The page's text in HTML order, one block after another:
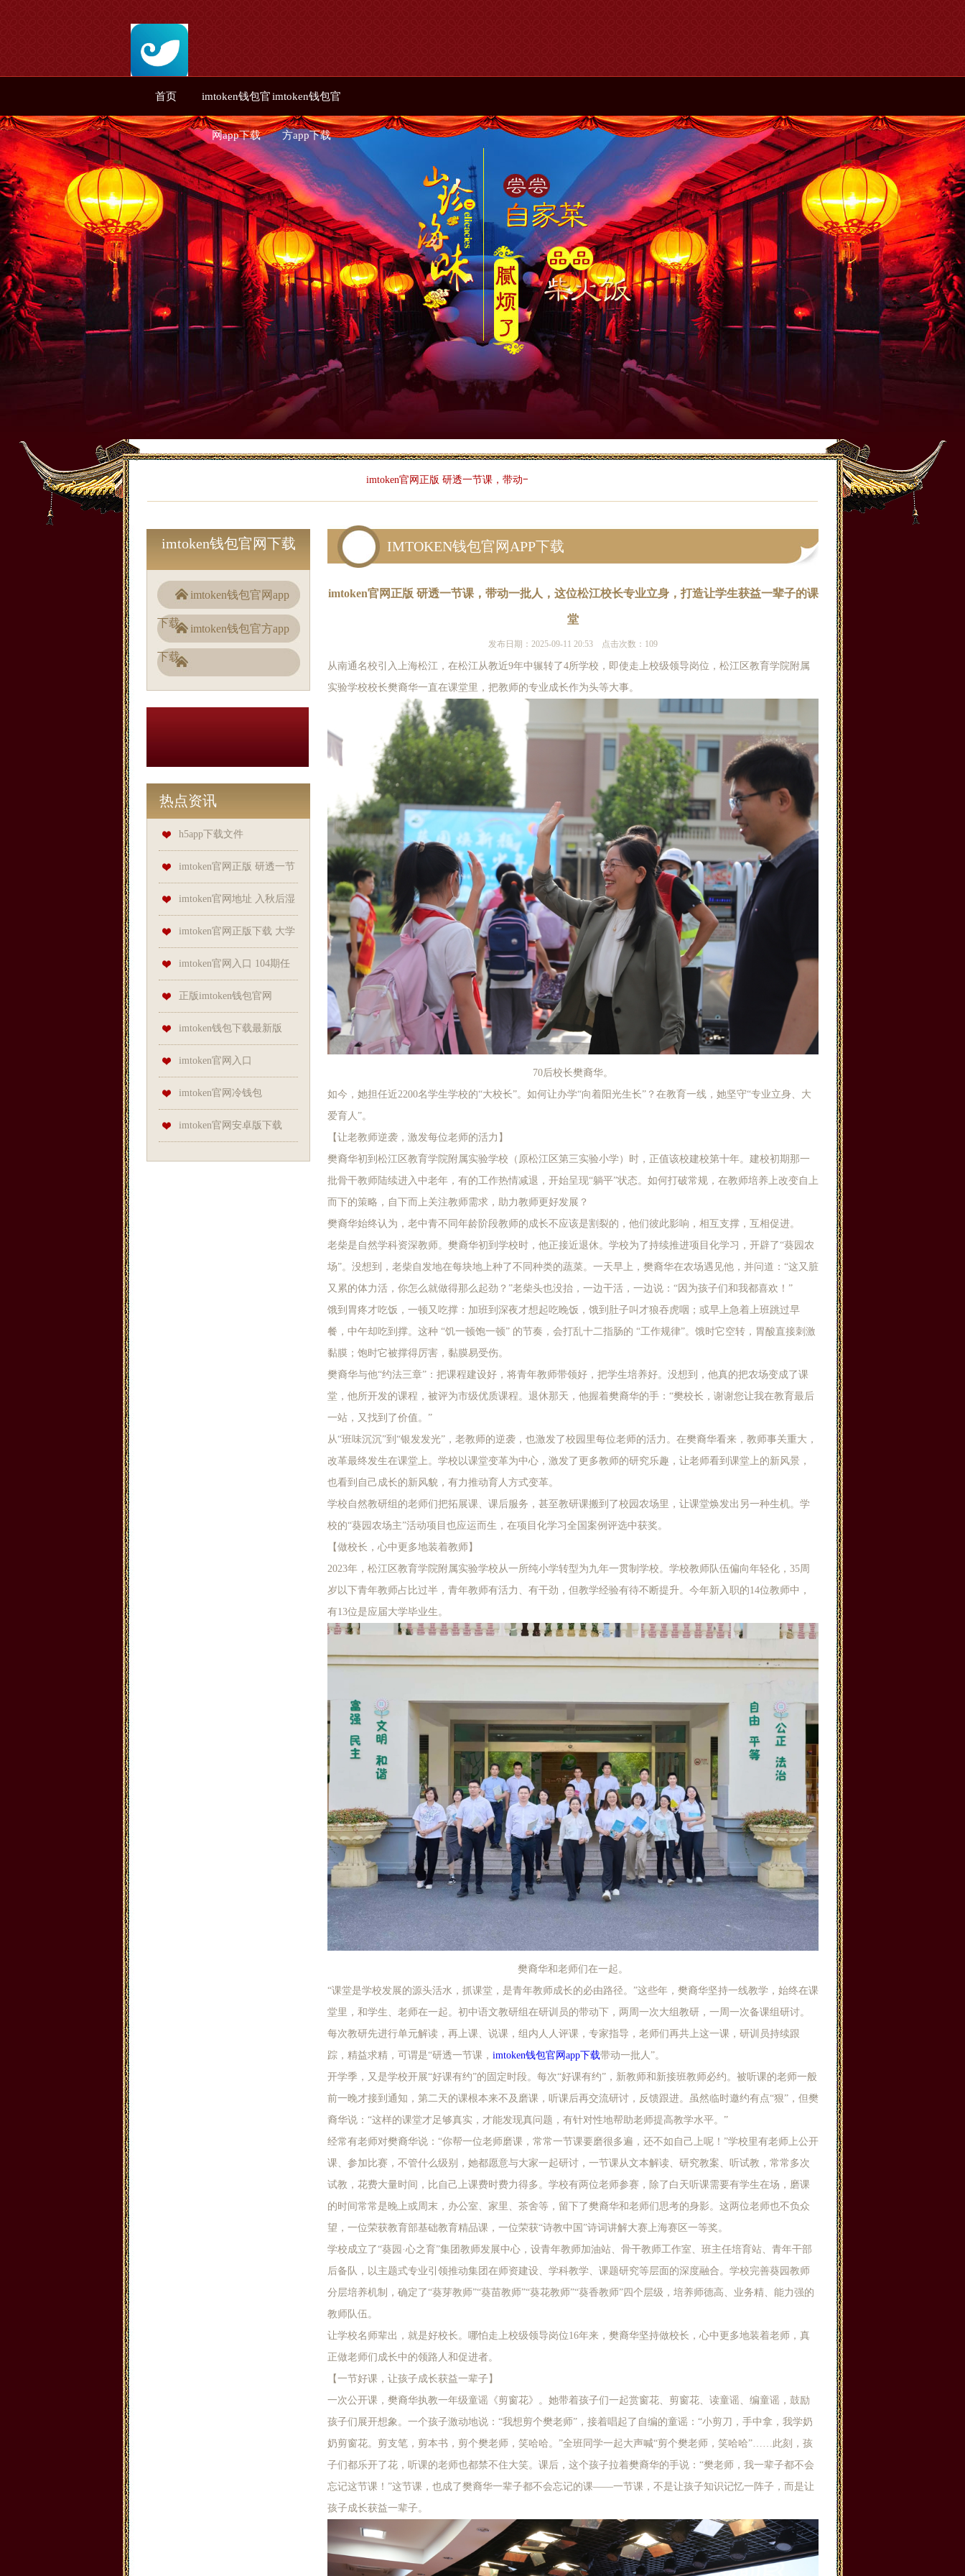
首页 imtoken钱包官
网app下载
imtoken钱包官
方app下载
imtoken官网正版 研透一节课，带动一批人，这位松江校长专业立身，打造让学生获益一辈子的课堂
imtoken钱包官网下载
imtoken钱包官网app
下载 imtoken钱包官方app
下载
热点资讯
h5app下载文件
imtoken官网正版 研透一节
课，带动一批人，这位松江校
长专业立身，打造让学生获益
一辈子的课堂
imtoken官网地址 入秋后湿
气加重、秋燥引发口干眼干，
如何调整饮食滋补养生？专家
推荐两种茶饮
imtoken官网正版下载 大学
新生开家长会，真会带来大学
高中化甚至培养巨婴吗？
imtoken官网入口 104期任
会斌大乐透预测奖号：奇偶比
参考
正版imtoken钱包官网
imtoken钱包下载最新版
imtoken官网入口
imtoken官网冷钱包
imtoken官网安卓版下载
IMTOKEN钱包官网APP下载
你的位置：imtoken钱包官网下载>imtoken钱包官网app下载>
imtoken官网正版 研透一节课，带动一批人，这位松江校长专业立身，打造让学生获益一辈子的课
堂
发布日期：2025-09-11 20:53 点击次数：109
从南通名校引入上海松江，在松江从教近9年中辗转了4所学校，即使走上校级领导岗位，松江区教育学院附属
实验学校校长樊裔华一直在课堂里，把教师的专业成长作为头等大事。
70后校长樊裔华。
如今，她担任近2200名学生学校的“大校长”。如何让办学“向着阳光生长”？在教育一线，她坚守“专业立身、大
爱育人”。
【让老教师逆袭，激发每位老师的活力】
樊裔华初到松江区教育学院附属实验学校（原松江区第三实验小学）时，正值该校建校第十年。建校初期那一
批骨干教师陆续进入中老年，有的工作热情减退，开始呈现“躺平”状态。如何打破常规，在教师培养上改变自上
而下的策略，自下而上关注教师需求，助力教师更好发展？
樊裔华始终认为，老中青不同年龄阶段教师的成长不应该是割裂的，他们彼此影响，相互支撑，互相促进。
老柴是自然学科资深教师。樊裔华初到学校时，他正接近退休。学校为了持续推进项目化学习，开辟了“葵园农
场”。没想到，老柴自发地在每块地上种了不同种类的蔬菜。一天早上，樊裔华在农场遇见他，并问道：“这又脏
又累的体力活，你怎么就做得那么起劲？”老柴头也没抬，一边干活，一边说：“因为孩子们和我都喜欢！”
饿到胃疼才吃饭，一顿又吃撑：加班到深夜才想起吃晚饭，饿到肚子叫才狼吞虎咽；或早上急着上班跳过早
餐，中午却吃到撑。这种 “饥一顿饱一顿” 的节奏，会打乱十二指肠的 “工作规律”。饿时它空转，胃酸直接刺激
黏膜；饱时它被撑得厉害，黏膜易受伤。
樊裔华与他“约法三章”：把课程建设好，将青年教师带领好，把学生培养好。没想到，他真的把农场变成了课
堂，他所开发的课程，被评为市级优质课程。退休那天，他握着樊裔华的手：“樊校长，谢谢您让我在教育最后
一站，又找到了价值。”
从“班味沉沉”到“银发发光”，老教师的逆袭，也激发了校园里每位老师的活力。在樊裔华看来，教师事关重大，
改革最终发生在课堂上。学校以课堂变革为中心，激发了更多教师的研究乐趣，让老师看到课堂上的新风景，
也看到自己成长的新风貌，有力推动育人方式变革。
学校自然教研组的老师们把拓展课、课后服务，甚至教研课搬到了校园农场里，让课堂焕发出另一种生机。学
校的“葵园农场主”活动项目也应运而生，在项目化学习全国案例评选中获奖。
【做校长，心中更多地装着教师】
2023年，松江区教育学院附属实验学校从一所纯小学转型为九年一贯制学校。学校教师队伍偏向年轻化，35周
岁以下青年教师占比过半，青年教师有活力、有干劲，但教学经验有待不断提升。今年新入职的14位教师中，
有13位是应届大学毕业生。
樊裔华和老师们在一起。
“课堂是学校发展的源头活水，抓课堂，是青年教师成长的必由路径。”这些年，樊裔华坚持一线教学，始终在课
堂里，和学生、老师在一起。初中语文教研组在研训员的带动下，两周一次大组教研，一周一次备课组研讨。
每次教研先进行单元解读，再上课、说课，组内人人评课，专家指导，老师们再共上这一课，研训员持续跟
踪，精益求精，可谓是“研透一节课， imtoken钱包官网app下载带动一批人”。
开学季，又是学校开展“好课有约”的固定时段。每次“好课有约”，新教师和新接班教师必约。被听课的老师一般
前一晚才接到通知，第二天的课根本来不及磨课，听课后再交流研讨，反馈跟进。虽然临时邀约有点“狠”，但樊
裔华说：“这样的课堂才足够真实，才能发现真问题，有针对性地帮助老师提高教学水平。”
经常有老师对樊裔华说：“你帮一位老师磨课，常常一节课要磨很多遍，还不如自己上呢！”学校里有老师上公开
课、参加比赛，不管什么级别，她都愿意与大家一起研讨，一节课从文本解读、研究教案、听试教，常常多次
试教，花费大量时间，比自己上课费时费力得多。学校有两位老师参赛，除了白天听课需要有学生在场，磨课
的时间常常是晚上或周末，办公室、家里、茶舍等，留下了樊裔华和老师们思考的身影。这两位老师也不负众
望，一位荣获教育部基础教育精品课，一位荣获“诗教中国”诗词讲解大赛上海赛区一等奖。
学校成立了“葵园·心之育”集团教师发展中心，设青年教师加油站、骨干教师工作室、班主任培育站、青年干部
后备队，以主题式专业引领推动集团在师资建设、学科教学、课题研究等层面的深度融合。学校完善葵园教师
分层培养机制，确定了“葵芽教师”“葵苗教师”“葵花教师”“葵香教师”四个层级，培养师德高、业务精、能力强的
教师队伍。
让学校名师辈出，就是好校长。哪怕走上校级领导岗位16年来，樊裔华坚持做校长，心中更多地装着老师，真
正做老师们成长中的领路人和促进者。
【一节好课，让孩子成长获益一辈子】
一次公开课，樊裔华执教一年级童谣《剪窗花》。她带着孩子们一起赏窗花、剪窗花、读童谣、编童谣，鼓励
孩子们展开想象。一个孩子激动地说：“我想剪个樊老师”，接着唱起了自编的童谣：“小剪刀，手中拿，我学奶
奶剪窗花。剪支笔，剪本书，剪个樊老师，笑哈哈。”全班同学一起大声喊“剪个樊老师，笑哈哈”……此刻，孩
子们都乐开了花，听课的老师也都禁不住大笑。课后，这个孩子拉着樊裔华的手说：“樊老师，我一辈子都不会
忘记这节课！”这节课，也成了樊裔华一辈子都不会忘记的课——一节课，不是让孩子知识记忆一阵子，而是让
孩子成长获益一辈子。